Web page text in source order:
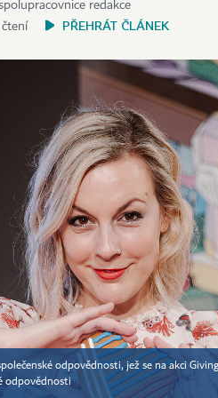
redakce
čtení
PŘEHRÁT ČLÁNEK
odpovědnosti, jež se na akci
odpovědnosti